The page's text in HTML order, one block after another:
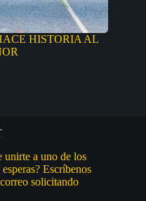
HISTORIA AL
unirte a uno de los
Escríbenos
solicitando